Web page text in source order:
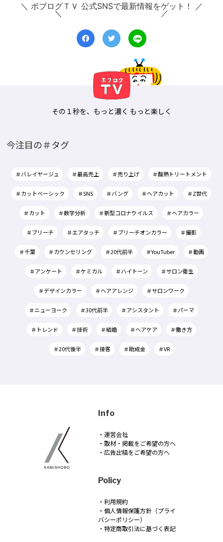
＼ ボブログＴＶ 公式SNSで最新情報をゲット！ ／
その１秒を、もっと濃く もっと楽しく
今注目の＃タグ
＃バレイヤージュ ＃最高売上 ＃売り上げ ＃酸熱トリートメント
＃カットベーシック ＃SNS ＃バング ＃ヘアカット ＃Z世代
＃カット ＃数字分析 ＃新型コロナウイルス ＃ヘアカラー
＃ブリーチ ＃エアタッチ ＃ブリーチオンカラー ＃撮影
＃千葉 ＃カウンセリング ＃20代前半 ＃YouTuber ＃動画
＃アンケート ＃ケミカル ＃ハイトーン ＃サロン衛生
＃デザインカラー ＃ヘアアレンジ ＃サロンワーク
＃ニューヨーク ＃30代前半 ＃アシスタント ＃パーマ
＃トレンド ＃技術 ＃結婚 ＃ヘアケア ＃働き方
＃20代後半 ＃接客 ＃助成金 ＃VR
Info
・運営会社
・取材・掲載をご希望の方へ
・広告出稿をご希望の方へ
Policy
・利用規約
・個人情報保護方針（プライ
バシーポリシー）
・特定商取引法に基づく表記